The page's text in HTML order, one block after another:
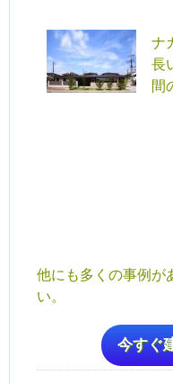
ナ
長
間
他にも多くの事例が
い。
今すぐ